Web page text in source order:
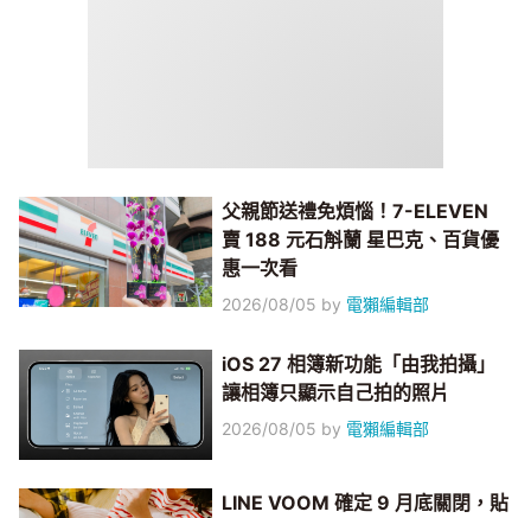
父親節送禮免煩惱！7-ELEVEN
賣 188 元石斛蘭 星巴克、百貨優
惠一次看
2026/08/05 by 電獺編輯部
iOS 27 相簿新功能「由我拍攝」
讓相簿只顯示自己拍的照片
2026/08/05 by 電獺編輯部
LINE VOOM 確定 9 月底關閉，貼